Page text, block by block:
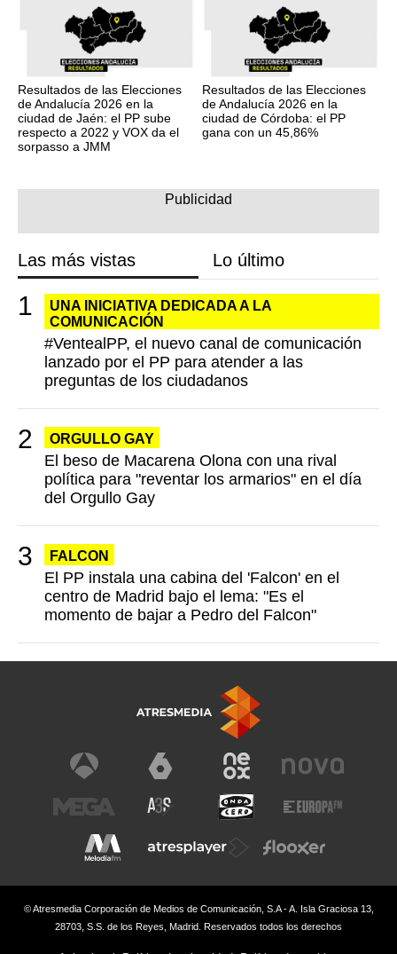
Resultados de las Elecciones
de Andalucía 2026 en la
ciudad de Jaén: el PP sube
respecto a 2022 y VOX da el
sorpasso a JMM
Resultados de las Elecciones
de Andalucía 2026 en la
ciudad de Córdoba: el PP
gana con un 45,86%
Las más vistas Lo último
UNA INICIATIVA DEDICADA A LA
COMUNICACIÓN
#VentealPP, el nuevo canal de comunicación
lanzado por el PP para atender a las
preguntas de los ciudadanos
ORGULLO GAY
El beso de Macarena Olona con una rival
política para "reventar los armarios" en el día
del Orgullo Gay
FALCON
El PP instala una cabina del 'Falcon' en el
centro de Madrid bajo el lema: "Es el
momento de bajar a Pedro del Falcon"
© Atresmedia Corporación de Medios de Comunicación, S.A - A. Isla Graciosa 13,
28703, S.S. de los Reyes, Madrid. Reservados todos los derechos